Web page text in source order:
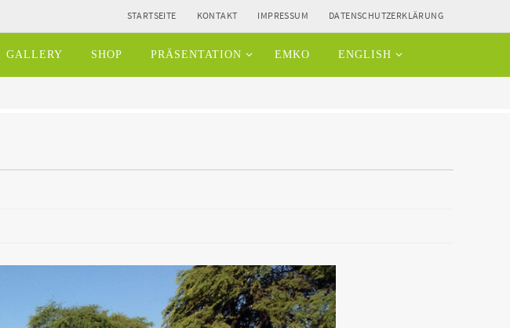
STARTSEITE KONTAKT IMPRESSUM DATENSCHUTZERKLÄRUNG
GALLERY SHOP PRÄSENTATION EMKO ENGLISH